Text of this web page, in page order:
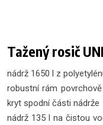
Tažený rosič
nádrž 1650 l z
robustní rám
kryt spodní části nádrže
nádrž 135 l na čistou